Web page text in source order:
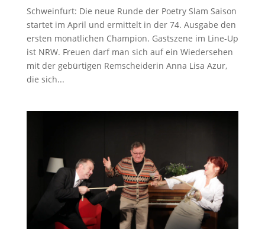
Schweinfurt: Die neue Runde der Poetry Slam Saison
startet im April und ermittelt in der 74. Ausgabe den
ersten monatlichen Champion. Gastszene im Line-Up
ist NRW. Freuen darf man sich auf ein Wiedersehen
mit der gebürtigen Remscheiderin Anna Lisa Azur,
die sich...